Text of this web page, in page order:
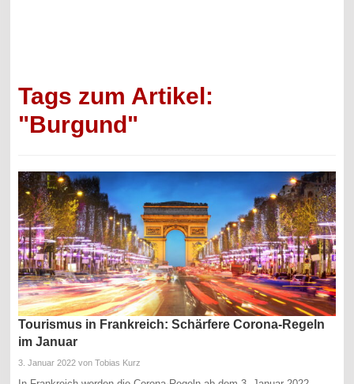
Tags zum Artikel:
"Burgund"
Tourismus in Frankreich: Schärfere Corona-Regeln
im Januar
3. Januar 2022 von Tobias Kurz